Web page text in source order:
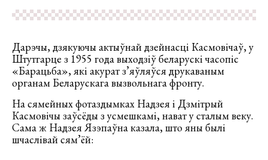
Дарэчы, дзякуючы актыўнай дзейнасці Касмовічаў, у
Штутгарце з 1955 года выходзіў беларускі часопіс
«Барацьба», які акурат з’яўляўся друкаваным
органам Беларускага вызвольнага фронту.
На сямейных фотаздымках Надзея і Дзмітрый
Касмовічы заўсёды з усмешкамі, нават у сталым веку.
Сама ж Надзея Язэпаўна казала, што яны былі
шчаслівай сям’ёй: